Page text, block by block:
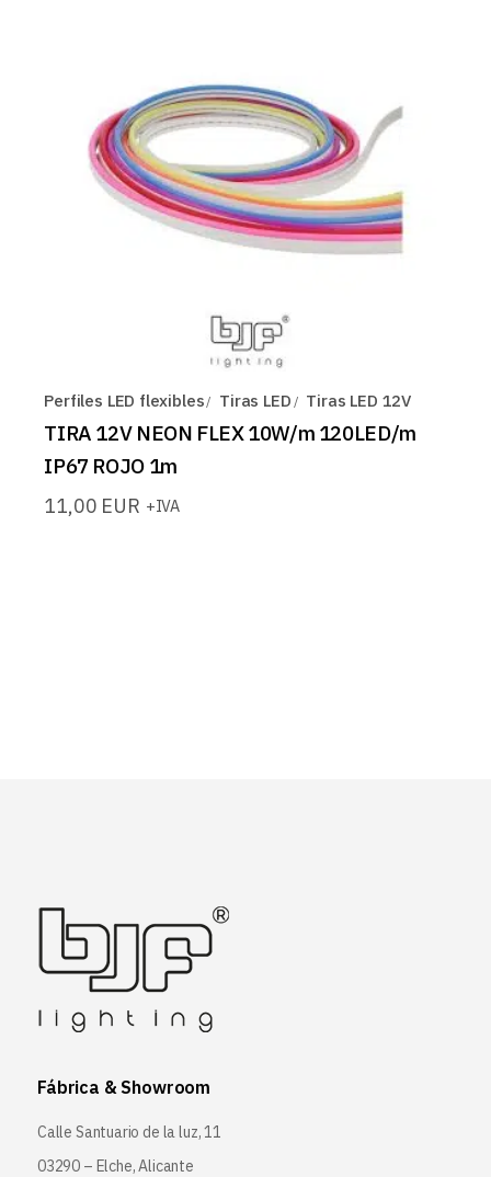
Perfiles LED flexibles Tiras LED Tiras LED 12V
TIRA 12V NEON FLEX 10W/m 120LED/m
IP67 ROJO 1m
11,00 EUR +IVA
Fábrica & Showroom
Calle Santuario de la luz, 11
03290 – Elche, Alicante